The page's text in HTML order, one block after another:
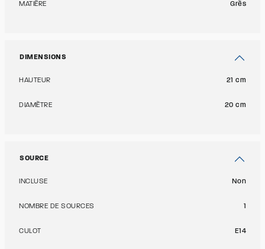
MATIÈRE Grès
DIMENSIONS
HAUTEUR 21 cm
DIAMÈTRE 20 cm
SOURCE
INCLUSE Non
NOMBRE DE SOURCES 1
CULOT E14